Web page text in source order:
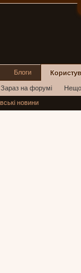
Блоги
Зараз на форумі
новини